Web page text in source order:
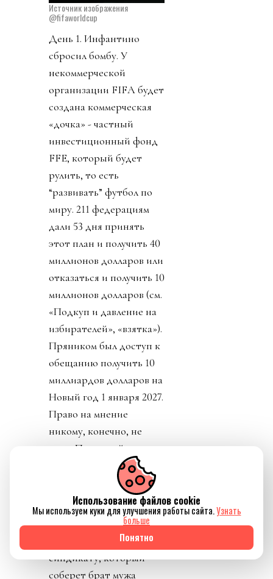
Источник изображения
@fifaworldcup
День 1. Инфантино
сбросил бомбу. У
некоммерческой
организации FIFA будет
создана коммерческая
«дочка» - частный
инвестиционный фонд
FFE, который будет
рулить, то есть
“развивать” футбол по
миру. 211 федерациям
дали 53 дня принять
этот план и получить 40
миллионов долларов или
отказаться и получить 10
миллионов долларов (см.
«Подкуп и давление на
избирателей», «взятка»).
Пряником был доступ к
обещанию получить 10
миллиардов долларов на
Новый год 1 января 2027.
Право на мнение
никому, конечно, не
дали. Принимайте как
мы вам сказали. Или мы
Позже днем выяснилось,
что изначальный пакет в
20-30% будет отдан
синдикату, который
соберет брат мужа
Использование файлов cookie
Мы используем куки для улучшения работы сайта.Узнать
больше
Понятно